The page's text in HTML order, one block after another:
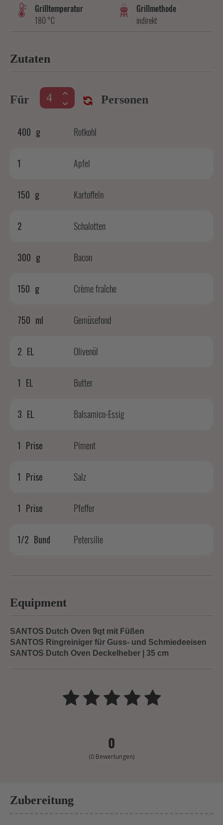
Grilltemperatur
180 °C
Grillmethode
indirekt
Zutaten
Für Personen
400 g Rotkohl
1 Apfel
150 g Kartoffeln
2 Schalotten
300 g Bacon
150 g Crème fraîche
750 ml Gemüsefond
2 EL Olivenöl
1 EL Butter
3 EL Balsamico-Essig
1 Prise Piment
1 Prise Salz
1 Prise Pfeffer
1/2 Bund Petersilie
Equipment
SANTOS Dutch Oven 9qt mit Füßen
SANTOS Ringreiniger für Guss- und Schmiedeeisen
SANTOS Dutch Oven Deckelheber | 35 cm
Rezept Rating:
0
(0 Bewertungen)
Zubereitung